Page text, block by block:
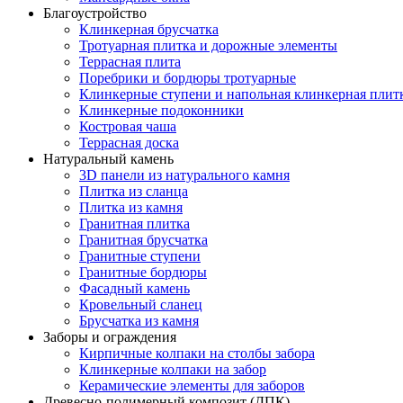
Благоустройство
Клинкерная брусчатка
Тротуарная плитка и дорожные элементы
Террасная плита
Поребрики и бордюры тротуарные
Клинкерные ступени и напольная клинкерная
Клинкерные подоконники
Костровая чаша
Террасная доска
Натуральный камень
3D панели из натурального камня
Плитка из сланца
Плитка из камня
Гранитная плитка
Гранитная брусчатка
Гранитные ступени
Гранитные бордюры
Фасадный камень
Кровельный сланец
Брусчатка из камня
Заборы и ограждения
Кирпичные колпаки на столбы забора
Клинкерные колпаки на забор
Керамические элементы для заборов